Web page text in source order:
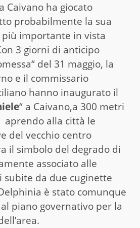
a Caivano ha giocato
probabilmente la sua
importante in vista
3 giorni di anticipo
del 31 maggio, la
e il commissario
hanno inaugurato il
“ a Caivano,a 300 metri
aprendo alla città le
del vecchio centro
il simbolo del degrado di
associato alle
subite da due cuginette
è stato comunque
piano governativo per la